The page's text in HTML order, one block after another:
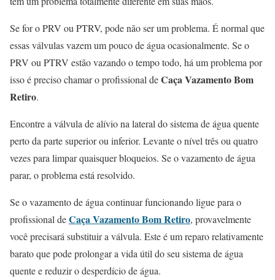
Se for o PRV ou PTRV, pode não ser um problema. É normal que
essas válvulas vazem um pouco de água ocasionalmente. Se o
PRV ou PTRV estão vazando o tempo todo, há um problema por
isso é preciso chamar o profissional deCaça Vazamento Bom
Retiro.
Encontre a válvula de alívio na lateral do sistema de água quente
perto da parte superior ou inferior. Levante o nível três ou quatro
vezes para limpar quaisquer bloqueios. Se o vazamento de água
parar, o problema está resolvido.
Se o vazamento de água continuar funcionando ligue para o
profissional deCaça Vazamento Bom Retiro, provavelmente
você precisará substituir a válvula. Este é um reparo relativamente
barato que pode prolongar a vida útil do seu sistema de água
quente e reduzir o desperdício de água.